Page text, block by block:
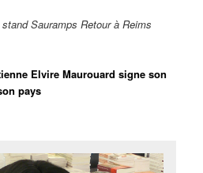
Sauramps Retour à Reims
Elvire Maurouard signe son
pays